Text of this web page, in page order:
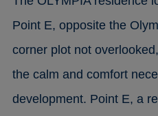
Point E, opposite the
corner plot not
the calm and comfort
development. Point E, a